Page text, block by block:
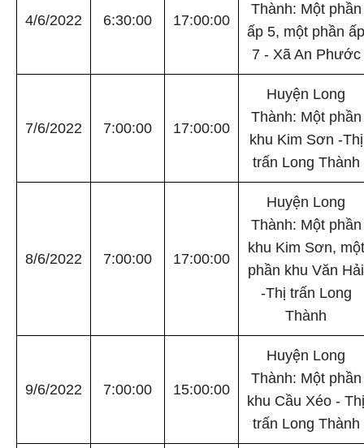
4/6/2022 6:30:00 17:00:00
Thành: Một phần
ấp 5, một phần ấp
7 - Xã An Phước
7/6/2022 7:00:00 17:00:00
Huyện Long
Thành: Một phần
khu Kim Sơn -Thị
trấn Long Thành
8/6/2022 7:00:00 17:00:00
Huyện Long
Thành: Một phần
khu Kim Sơn, một
phần khu Văn Hải
-Thị trấn Long
Thành
9/6/2022 7:00:00 15:00:00
Huyện Long
Thành: Một phần
khu Cầu Xéo - Thị
trấn Long Thành